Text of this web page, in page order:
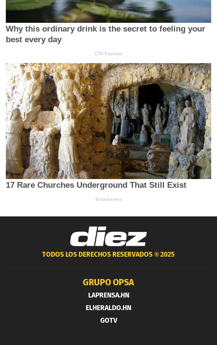
TODOS LOS DERECHOS RESERVADOS ®2025
GRUPO OPSA
LAPRENSA.HN
ELHERALDO.HN
GOTV